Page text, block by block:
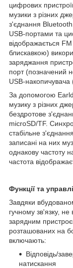
цифрових
музики з різних
з'єднання
USB-портами та
відображається
блискавкою)
заряджання
порт (позначений
USB-
За допомогою
музику з різних
бездротове
microSD/TF.
стабільне
записані на них
однакову частоту
частота
Функції та
Завдяки
гучному зв'язку, не
зарядним
розташованих на
включають:
Відповідь/
натискання